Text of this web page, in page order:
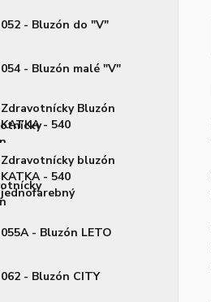
052 - Bluzón do "V"
054 - Bluzón malé "V"
Zdravotnícky Bluzón
KATKA - 540
Zdravotnícky bluzón
KATKA - 540
jednofarebný
055A - Bluzón LETO
062 - Bluzón CITY